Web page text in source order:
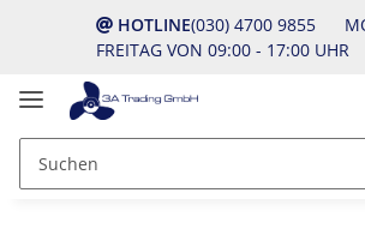
HOTLINE(030) 4700 9855
FREITAG VON 09:00 - 17:00 UHR